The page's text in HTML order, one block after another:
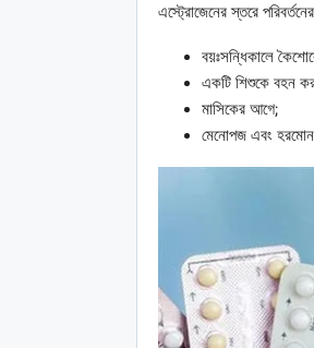
এস্ট্রোজেনের স্তরে
বয়ঃসন্ধিকালে
একটি শিশুকে বহন
মাসিকের আগে;
মেনোপজ এবং